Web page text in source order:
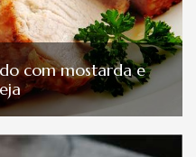
com mostarda e